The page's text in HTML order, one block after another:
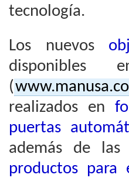
tecnología.
Los nuevos
(
realizados en
puertas
además de las
productos para